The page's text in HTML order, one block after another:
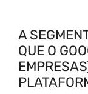
A
QUE O